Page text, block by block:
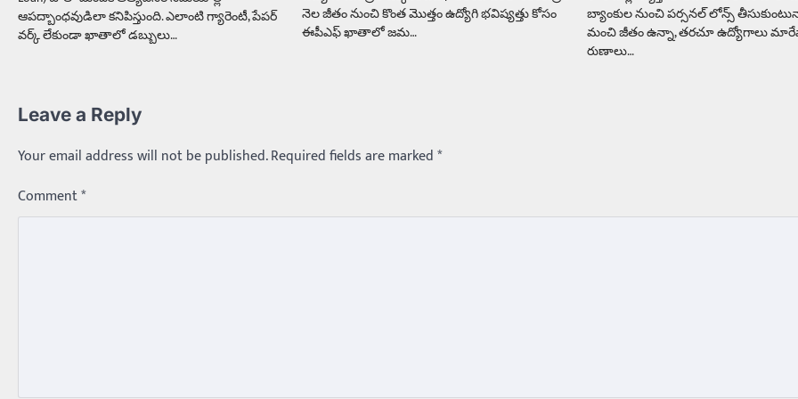
ఆపద్బాంధవుడిలా కనిపిస్తుంది. ఎలాంటి గ్యారెంటీ, పేపర్
వర్క్ లేకుండా ఖాతాలో డబ్బులు…
నెల జీతం నుంచి కొంత మొత్తం ఉద్యోగి భవిష్యత్తు కోసం
ఈపీఎఫ్ ఖాతాలో జమ…
బ్యాంకుల నుంచి పర్సనల్ లోన్స్
మంచి జీతం ఉన్నా, తరచూ ఉద్యోగాలు
రుణాలు…
Leave a Reply
Your email address will not be published.Required fields are marked*
Comment*